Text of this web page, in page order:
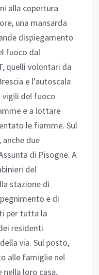
alla copertura
una mansarda
dispiegamento
fuoco dal
quelli volontari da
e l’autoscala
vigili del fuoco
e a lottare
le fiamme. Sul
due
di Pisogne. A
del
stazione di
e di
per tutta la
residenti
via. Sul posto,
alle famiglie nel
nella loro casa,